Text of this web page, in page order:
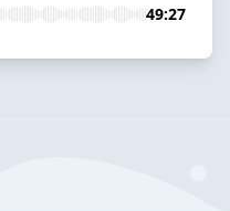
49:27